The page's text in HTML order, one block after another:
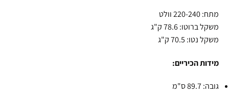
מתח: 220-240 וולט
משקל ברוטו: 78.6 ק"ג
משקל נטו: 70.5 ק"ג
מידות הכיריים:
גובה: 89.7 ס"מ